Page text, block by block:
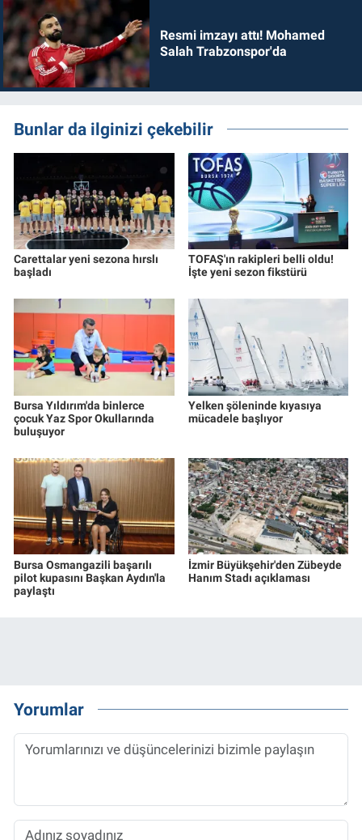
Resmi imzayı attı! Mohamed
Salah Trabzonspor'da
Bunlar da ilginizi çekebilir
Carettalar yeni sezona hırslı
başladı
TOFAŞ'ın rakipleri belli oldu!
İşte yeni sezon fikstürü
Bursa Yıldırım'da binlerce
çocuk Yaz Spor Okullarında
buluşuyor
Yelken şöleninde kıyasıya
mücadele başlıyor
Bursa Osmangazili başarılı
pilot kupasını Başkan Aydın'la
paylaştı
İzmir Büyükşehir'den Zübeyde
Hanım Stadı açıklaması
Yorumlar